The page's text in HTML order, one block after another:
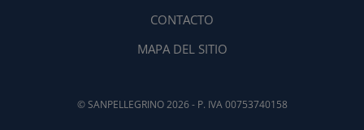
CONTACTO
MAPA DEL SITIO
© SANPELLEGRINO 2026 - P. IVA 00753740158